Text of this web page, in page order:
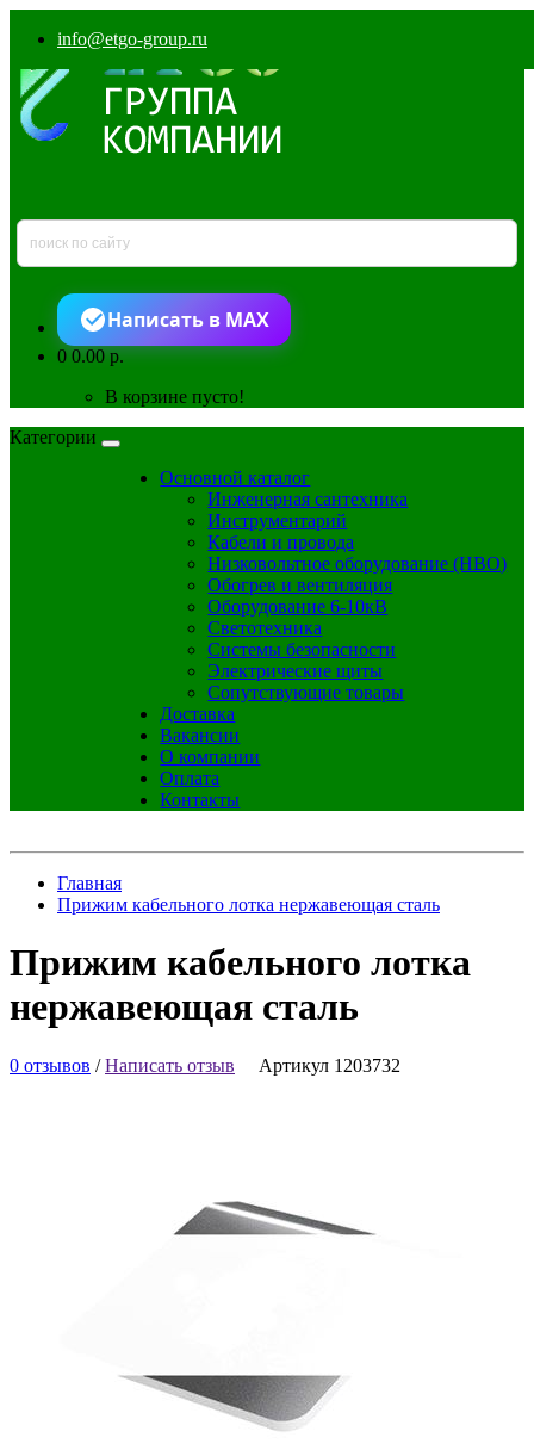
info@etgo-group.ru
Написать в MAX
00.00 р.
В корзине пусто!
Категории
Основной каталог
Инженерная сантехника
Инструментарий
Кабели и провода
Низковольтное оборудование (НВО)
Обогрев и вентиляция
Оборудование 6-10кВ
Светотехника
Системы безопасности
Электрические щиты
Сопутствующие товары
Доставка
Вакансии
О компании
Оплата
Контакты
Главная
Прижим кабельного лотка нержавеющая сталь
Прижим кабельного лотка
нержавеющая сталь
0 отзывов /Написать отзыв Артикул 1203732